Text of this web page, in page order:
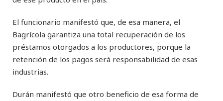
El funcionario manifestó que, de esa manera, el
Bagrícola garantiza una total recuperación de los
préstamos otorgados a los productores, porque la
retención de los pagos será responsabilidad de esas
industrias.
Durán manifestó que otro beneficio de esa forma de